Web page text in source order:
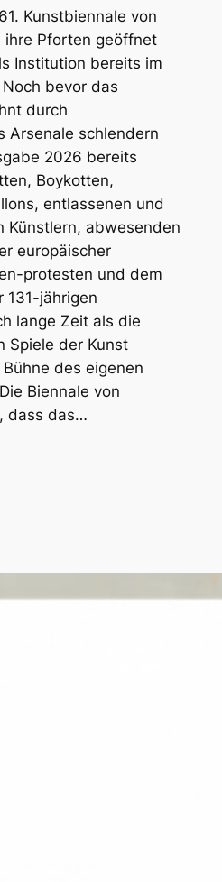
Kunstbiennale von
ihre Pforten geöffnet
Institution bereits im
bevor das
durch
Arsenale schlendern
2026 bereits
Boykotten,
entlassenen und
Künstlern, abwesenden
europäischer
protesten und dem
131-jährigen
lange Zeit als die
Spiele der Kunst
des eigenen
Biennale von
dass das…